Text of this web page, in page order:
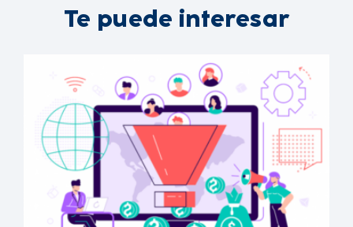
Te puede interesar